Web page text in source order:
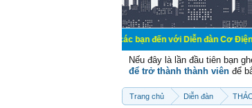
Chào mừng các bạn đến với Diễn đàn Cơ Điện - Diễn
Nếu đây là lần đầu tiên bạn
để trở thành thành viên để
Trang chủ Diễn đàn